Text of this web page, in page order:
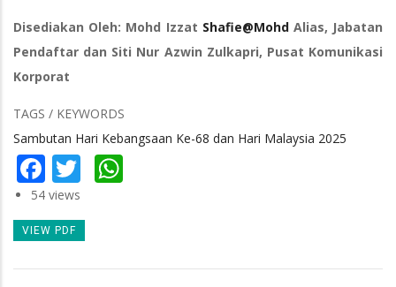
Disediakan Oleh: Mohd Izzat Shafie@MohdAlias, Jabatan
Pendaftar dan Siti Nur Azwin Zulkapri, Pusat Komunikasi
Korporat
TAGS / KEYWORDS
Sambutan Hari Kebangsaan Ke-68 dan Hari Malaysia 2025
Facebook
Twitter
54 views
VIEW PDF